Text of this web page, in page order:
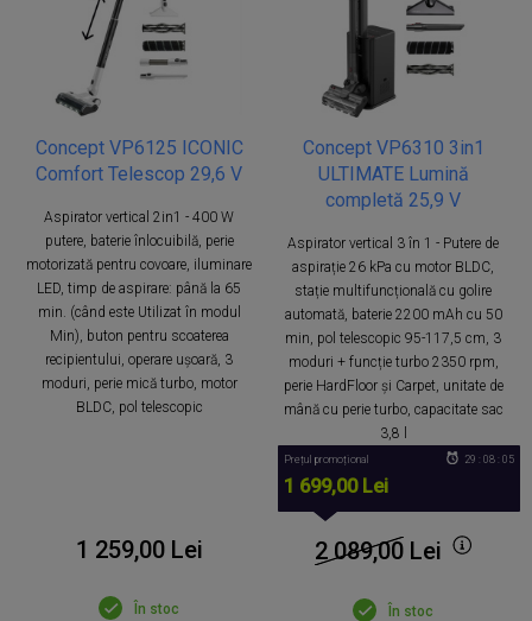
Concept VP6125 ICONIC
Comfort Telescop 29,6 V
Aspirator vertical 2in1 - 400 W
putere, baterie înlocuibilă, perie
motorizată pentru covoare, iluminare
LED, timp de aspirare: până la 65
min. (când este Utilizat în modul
Min), buton pentru scoaterea
recipientului, operare ușoară, 3
moduri, perie mică turbo, motor
BLDC, pol telescopic
1 259,00 Lei
În stoc
Concept VP6310 3in1
ULTIMATE Lumină
completă 25,9 V
Aspirator vertical 3 în 1 - Putere de
aspirație 26 kPa cu motor BLDC,
stație multifuncțională cu golire
automată, baterie 2200 mAh cu 50
min, pol telescopic 95-117,5 cm, 3
moduri + funcție turbo 2350 rpm,
perie HardFloor și Carpet, unitate de
mână cu perie turbo, capacitate sac
3,8 l
Prețul promoțional
1 699,00 Lei
29 : 08 : 05
2 089,00Lei
În stoc